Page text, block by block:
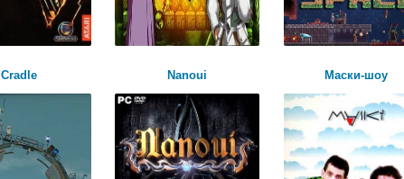
Cradle Nanoui Маски-шоу